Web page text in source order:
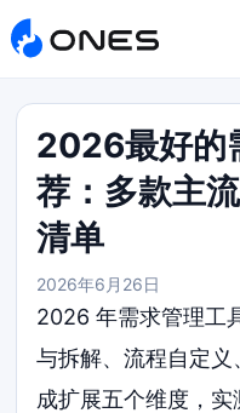
2026最好的
荐：多款主
清单
2026年6月26日
2026 年需求管理工
与拆解、流程自定
成扩展五个维度，实